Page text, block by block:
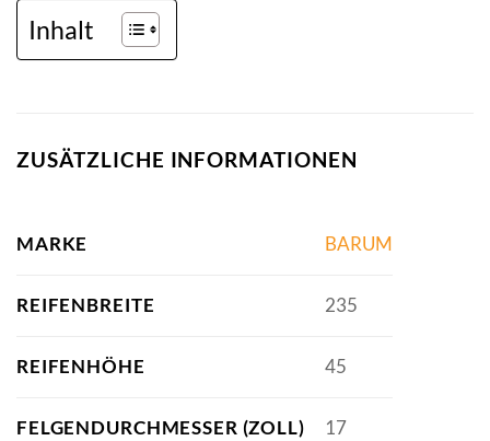
Inhalt
ZUSÄTZLICHE INFORMATIONEN
MARKE BARUM
REIFENBREITE 235
REIFENHÖHE 45
FELGENDURCHMESSER (ZOLL) 17